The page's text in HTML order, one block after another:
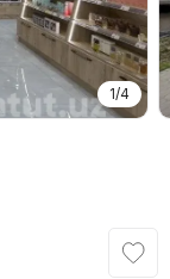
1/4